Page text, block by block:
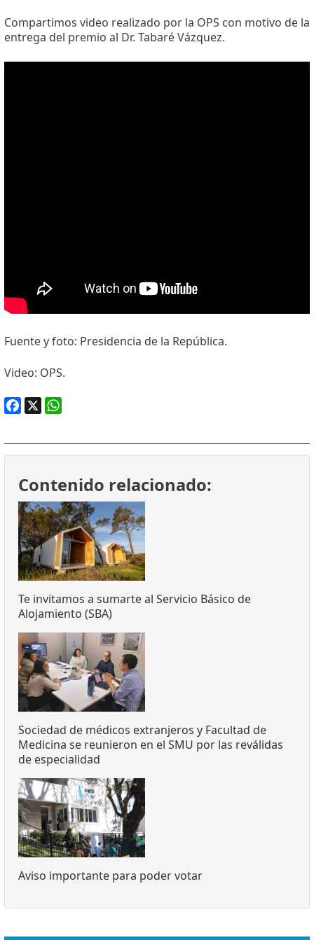
Compartimos video realizado por la OPS con motivo de la
entrega del premio al Dr. Tabaré Vázquez.
Fuente y foto: Presidencia de la República.
Video: OPS.
Contenido relacionado:
Te invitamos a sumarte al Servicio Básico de
Alojamiento (SBA)
Sociedad de médicos extranjeros y Facultad de
Medicina se reunieron en el SMU por las reválidas
de especialidad
Aviso importante para poder votar